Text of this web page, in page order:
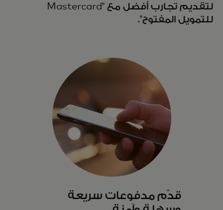
لتقديم تجارب أفضل مع "Mastercard
للتمويل المفتوح".
قدّم مدفوعات سريعة